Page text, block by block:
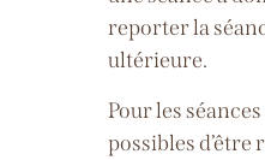
reporter la
ultérieure.
Pour les
possibles d’être